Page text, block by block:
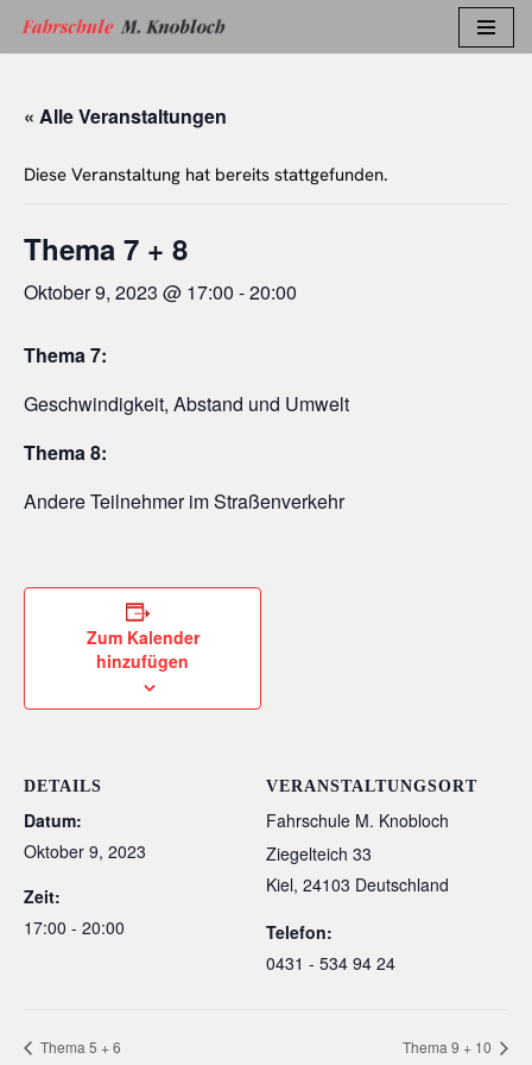
springen
« Alle Veranstaltungen
Diese Veranstaltung hat bereits stattgefunden.
Thema 7 + 8
Oktober 9, 2023 @ 17:00 -20:00
Thema 7:
Geschwindigkeit, Abstand und Umwelt
Thema 8:
Andere Teilnehmer im Straßenverkehr
Zum Kalender
hinzufügen
DETAILS
Datum:
Oktober 9, 2023
Zeit:
17:00 - 20:00
VERANSTALTUNGSORT
Fahrschule M. Knobloch
Ziegelteich 33
Kiel, 24103 Deutschland
Telefon:
0431 - 534 94 24
Thema 5 + 6 Thema 9 + 10